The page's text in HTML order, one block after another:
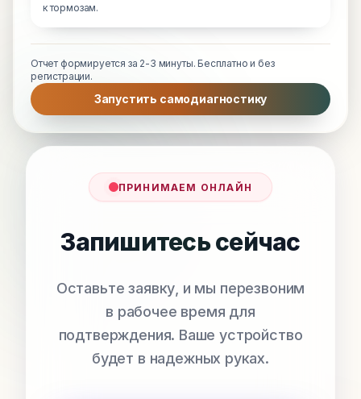
к тормозам.
Отчет формируется за 2-3 минуты. Бесплатно и без
регистрации.
Запустить самодиагностику
ПРИНИМАЕМ ОНЛАЙН
Запишитесь сейчас
Оставьте заявку, и мы перезвоним
в рабочее время для
подтверждения. Ваше устройство
будет в надежных руках.